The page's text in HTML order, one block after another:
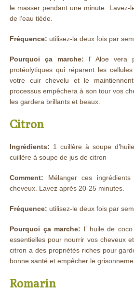
le masser pendant une minute. Lavez-
de l’eau tiède.
Fréquence: utilisez-la deux fois par
Pourquoi ça marche: l’ Aloe vera
protéolytiques qui réparent les
votre cuir chevelu et le
processus empêchera à son tour vos
les gardera brillants et beaux.
Citron
Ingrédients: 1 cuillère à soupe
cuillère à soupe de jus de citron
Comment: Mélanger ces
cheveux. Lavez après 20-25 minutes.
Fréquence: utilisez-le deux fois par
Pourquoi ça marche: l’ huile de
essentielles pour nourrir vos cheveux
citron a des propriétés riches pour
bonne santé et empêcher le
Romarin